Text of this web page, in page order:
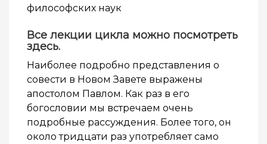
философских наук
Все лекции цикла можно посмотреть
здесь.
Наиболее подробно представления о
совести в Новом Завете выражены
апостолом Павлом. Как раз в его
богословии мы встречаем очень
подробные рассуждения. Более того, он
около тридцати раз употребляет само